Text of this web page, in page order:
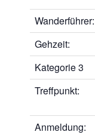
Wanderführer:
Gehzeit:
Kategorie 3
Treffpunkt:
Anmeldung: